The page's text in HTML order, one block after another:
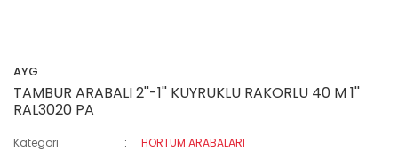
AYG
TAMBUR ARABALI 2''-1'' KUYRUKLU RAKORLU 40 M 1''
RAL3020 PA
Kategori
HORTUM ARABALARI